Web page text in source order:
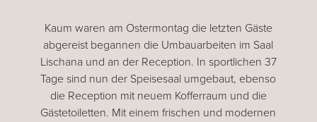
Kaum waren am Ostermontag die letzten Gäste
abgereist begannen die Umbauarbeiten im Saal
Lischana und an der Reception. In sportlichen 37
Tage sind nun der Speisesaal umgebaut, ebenso
die Reception mit neuem Kofferraum und die
Gästetoiletten. Mit einem frischen und modernen